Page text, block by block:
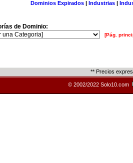
Dominios Expirados | Industrias |
de Dominio:
[Pág.
** Precios
© 2002/2022 Solo10.com